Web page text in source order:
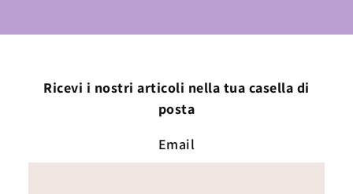
Ricevi i nostri articoli nella tua casella di
posta
Email